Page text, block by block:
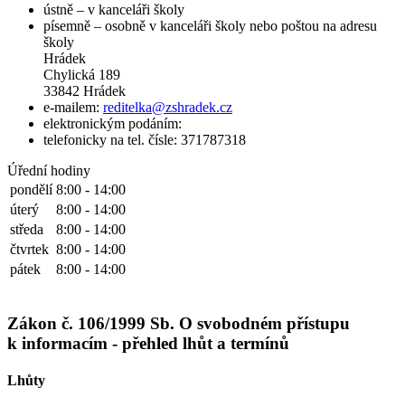
ústně – v kanceláři školy
písemně – osobně v kanceláři školy nebo poštou na adresu
školy
Hrádek
Chylická 189
33842 Hrádek
e-mailem: reditelka@zshradek.cz
elektronickým podáním:
telefonicky na tel. čísle: 371787318
Úřední hodiny
pondělí 8:00 - 14:00
úterý
8:00 - 14:00
středa
8:00 - 14:00
čtvrtek 8:00 - 14:00
pátek
8:00 - 14:00
Zákon č. 106/1999 Sb. O svobodném přístupu
k informacím - přehled lhůt a termínů
Lhůty